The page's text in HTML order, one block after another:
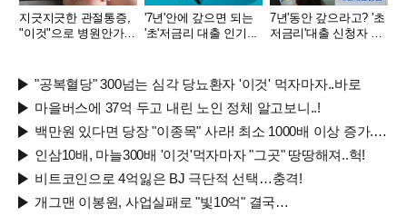
지긋지긋한 관절통증,
"이것"으로 병원안가도
'7년'안에 갚으면 되는
'초'저금리 대출 인기...
7년'동안 갚으라고? '초
저금리'대출 신청자 몰
"공복혈당" 300넘는 심각 당뇨환자 '이것' 먹자마자..바로
마을버스에 37억 두고 내린 노인 정체 알고보니..!
백만원 있다면 당장 "이종목" 사라! 최소 1000배 이상 증가...충격!!
인삼10배, 마늘300배 '이것'먹자마자 "그곳" 땅땅해져..헉!
비트코인으로 4억잃은 BJ 극단적 선택…충격!
개그맨 이봉원, 사업실패로 "빛10억" 결국…